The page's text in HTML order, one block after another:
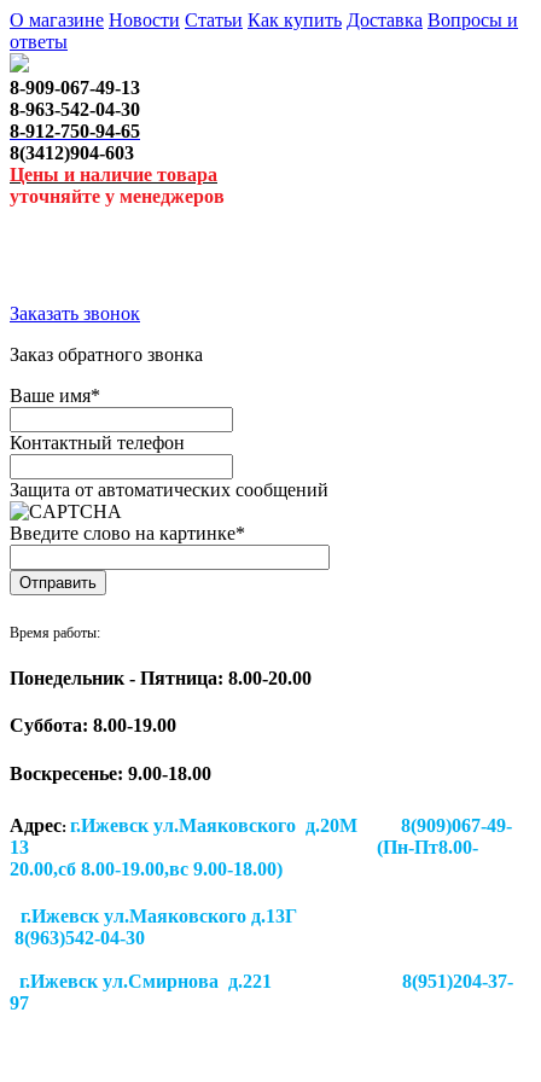
О магазине Новости Статьи Как купить Доставка Вопросы и
ответы
8-909-067-49-13
8-963-542-04-30
8-912-750-94-65
8(3412)904-603
Цены и наличие товара
уточняйте у менеджеров
Заказать звонок
Заказ обратного звонка
Ваше имя*
Контактный телефон
Защита от автоматических сообщений
Введите слово на картинке*
Время работы:
Понедельник - Пятница: 8.00-20.00
Суббота: 8.00-19.00
Воскресенье: 9.00-18.00
Адрес: г.Ижевск ул.Маяковского д.20М 8(909)067-49-
13 (Пн-Пт8.00-
20.00,сб 8.00-19.00,вс 9.00-18.00)
г.Ижевск ул.Маяковского д.13Г
8(963)542-04-30
г.Ижевск ул.Смирнова д.221
8(951)204-37-
97